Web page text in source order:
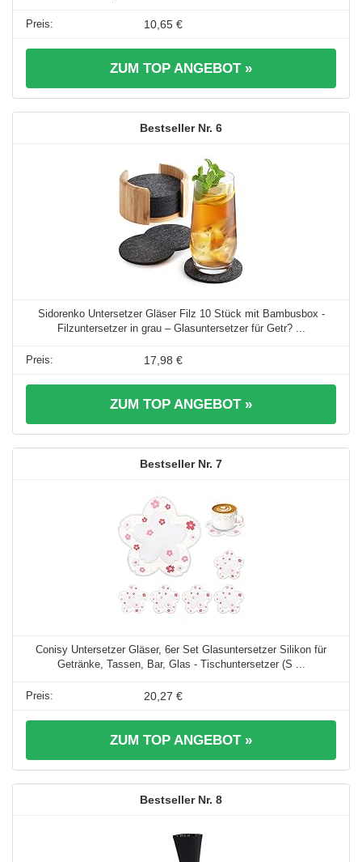
10,65 €
ZUM TOP ANGEBOT »
6
Sidorenko Untersetzer Gläser Filz 10 Stück mit Bambusbox -
Filzuntersetzer in grau – Glasuntersetzer für Getr? ...
17,98 €
ZUM TOP ANGEBOT »
7
Conisy Untersetzer Gläser, 6er Set Glasuntersetzer Silikon für
Getränke, Tassen, Bar, Glas - Tischuntersetzer (S ...
20,27 €
ZUM TOP ANGEBOT »
8